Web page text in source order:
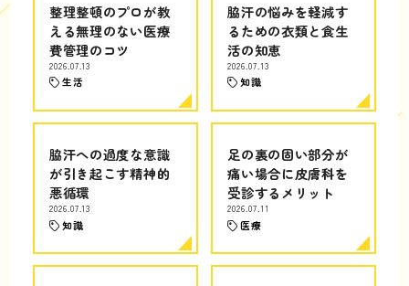
整理整頓のプロが教
える無理のない医療
費管理のコツ
2026.07.13
生活
脇汗の悩みを軽減す
るための衣類と食生
活の知恵
2026.07.13
知識
脇汗への過度な意識
が引き起こす精神的
悪循環
2026.07.13
知識
足の裏の固い部分が
痛い場合に皮膚科を
受診するメリット
2026.07.11
医療